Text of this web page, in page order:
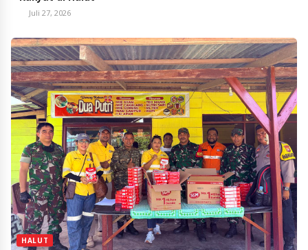
Juli 27, 2026
HALUT